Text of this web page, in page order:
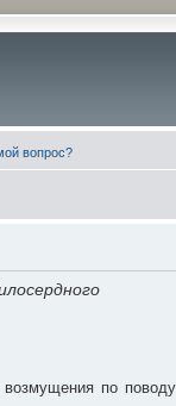
вопрос?
по